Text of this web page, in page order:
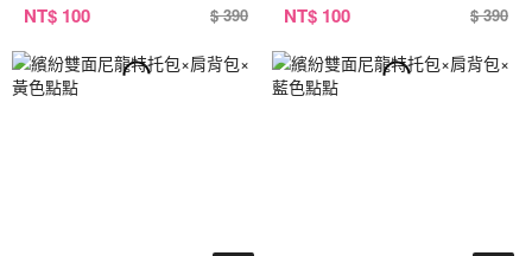
NT$ 100 $ 390 NT$ 100 $ 390